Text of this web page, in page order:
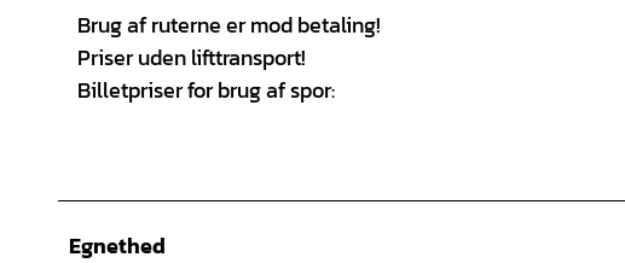
Brug af ruterne er mod betaling!
Priser uden lifttransport!
Billetpriser for brug af spor:
Egnethed